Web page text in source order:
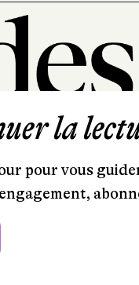
101, rue
T. 01
la
pour vous